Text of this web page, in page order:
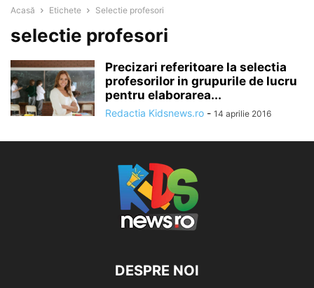
Acasă Etichete Selectie profesori
selectie profesori
Precizari referitoare la selectia
profesorilor in grupurile de lucru
pentru elaborarea...
Redactia Kidsnews.ro - 14 aprilie 2016
DESPRE NOI